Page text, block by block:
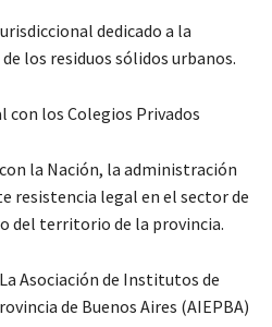
dedicado a la
los residuos sólidos urbanos.
con los Colegios Privados
la Nación, la administración
resistencia legal en el sector de
del territorio de la provincia.
Asociación de Institutos de
de Buenos Aires (AIEPBA)